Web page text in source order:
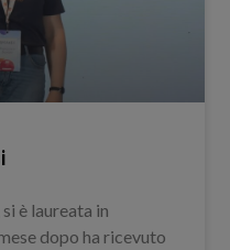
è laureata in
dopo ha ricevuto